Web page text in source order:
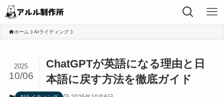
ホーム AIライティング
ChatGPTが英語になる理由と日
本語に戻す方法を徹底ガイド
2025
10/06